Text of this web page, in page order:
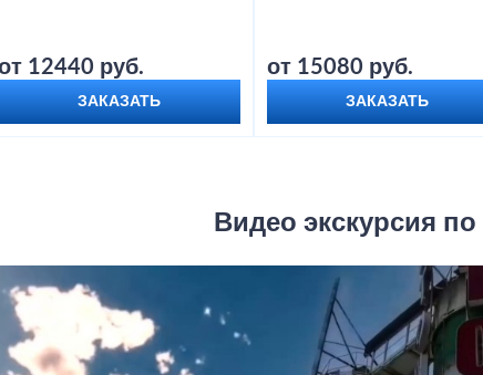
12440 руб.
ЗАКАЗАТЬ
от 15080 руб.
ЗАКАЗАТЬ
Видео экскурсия